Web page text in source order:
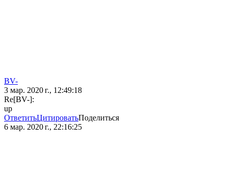
BV-
3 мар. 2020 г., 12:49:18
Re[BV-]:
up
ОтветитьЦитироватьПоделиться
6 мар. 2020 г., 22:16:25